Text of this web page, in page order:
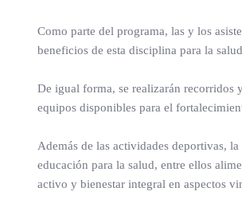
Como parte del programa, las y los
beneficios de esta disciplina para la
De igual forma, se realizarán recorridos
equipos disponibles para el
Además de las actividades deportivas,
educación para la salud, entre ellos
activo y bienestar integral en aspectos